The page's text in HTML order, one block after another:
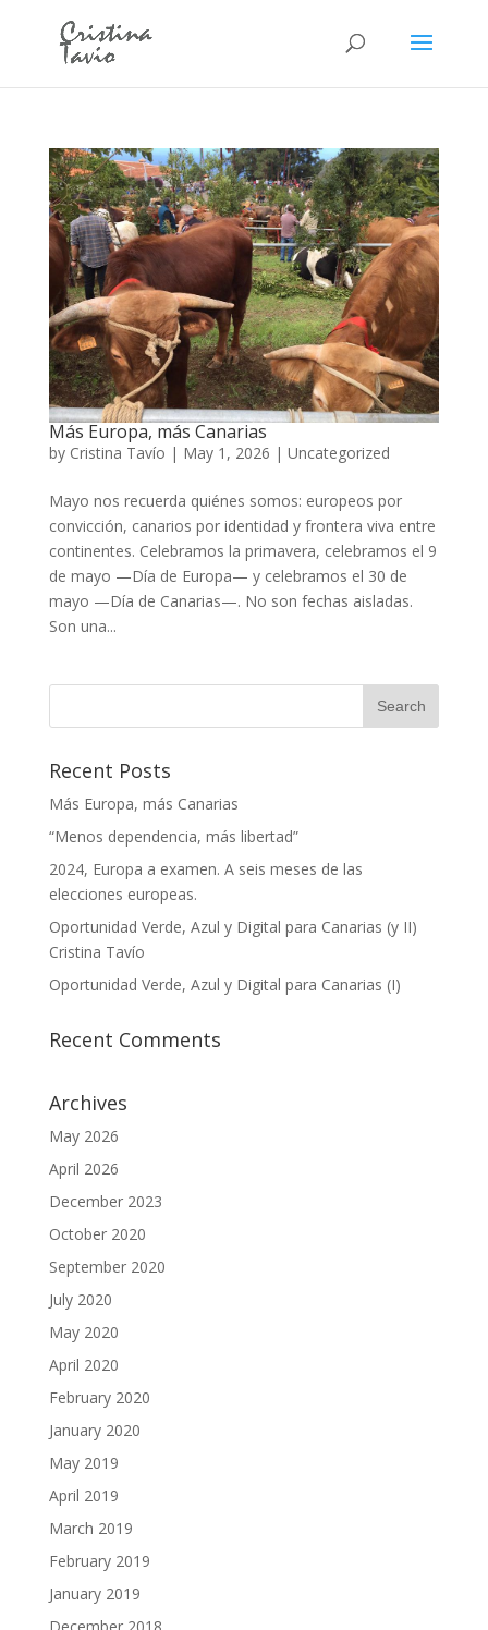
Más Europa, más Canarias
by Cristina Tavío | May 1, 2026 | Uncategorized
Mayo nos recuerda quiénes somos: europeos por
convicción, canarios por identidad y frontera viva entre
continentes. Celebramos la primavera, celebramos el 9
de mayo —Día de Europa— y celebramos el 30 de
mayo —Día de Canarias—. No son fechas aisladas.
Son una...
Recent Posts
Más Europa, más Canarias
“Menos dependencia, más libertad”
2024, Europa a examen. A seis meses de las
elecciones europeas.
Oportunidad Verde, Azul y Digital para Canarias (y II)
Cristina Tavío
Oportunidad Verde, Azul y Digital para Canarias (I)
Recent Comments
Archives
May 2026
April 2026
December 2023
October 2020
September 2020
July 2020
May 2020
April 2020
February 2020
January 2020
May 2019
April 2019
March 2019
February 2019
January 2019